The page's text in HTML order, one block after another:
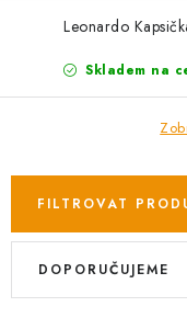
DOPRAVA PO
Obchodní podmínky
Věrnostní slevy
Leonardo
Skladem na
FILTROVAT
V
Ř
DOPORUČUJEME